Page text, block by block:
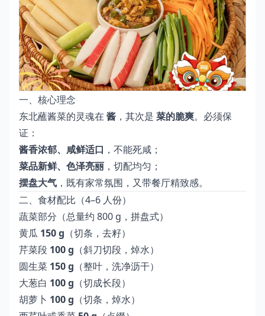
一、核心理念
东北蘸酱菜的灵魂在 酱 ，其次是 菜的脆爽。必须保
证：
酱香浓郁、咸鲜适口 ，不能死咸；
菜品新鲜、色泽亮丽 ，切配均匀；
摆盘大气 ，既有家常氛围，又带餐厅精致感。
二、食材配比（4–6 人份）
蔬菜部分（总量约 800 g，拼盘式）
黄瓜 150 g （切条，去籽）
芹菜段 100 g （斜刀切段，焯水）
圆生菜 150 g （整叶，洗净沥干）
大葱白 100 g （切成长段）
胡萝卜 100 g （切条，焯水）